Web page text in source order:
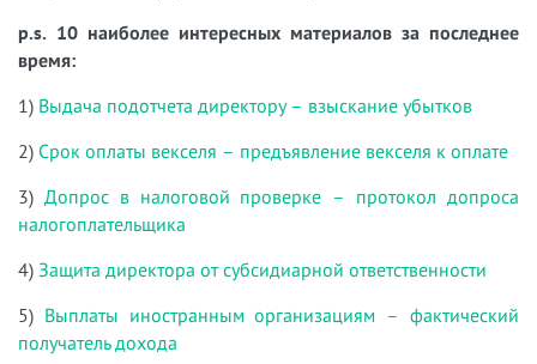
p.s. 10 наиболее интересных материалов за последнее
время:
1) Выдача подотчета директору – взыскание убытков
2) Срок оплаты векселя – предъявление векселя к оплате
3) Допрос в налоговой проверке – протокол допроса
налогоплательщика
4) Защита директора от субсидиарной ответственности
5) Выплаты иностранным организациям – фактический
получатель дохода